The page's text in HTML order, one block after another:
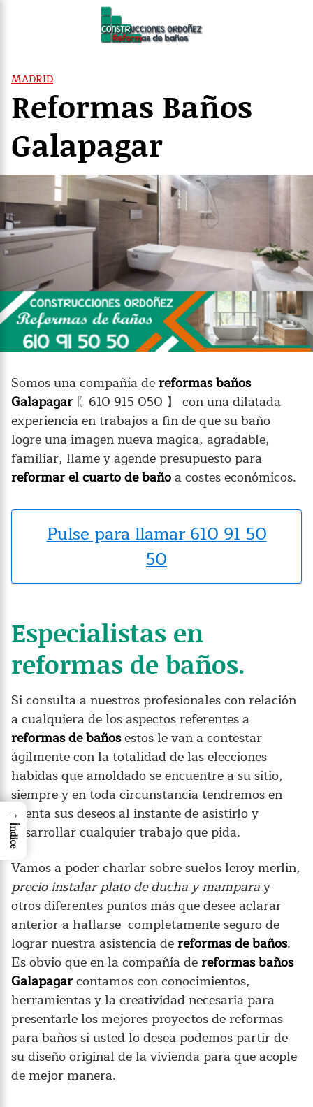
MADRID
Reformas Baños
Galapagar
Somos una compañía dereformas baños
Galapagar〖610 915 050 】 con una dilatada
experiencia en trabajos a fin de que su baño
logre una imagen nueva magica, agradable,
familiar, llame y agende presupuesto para
reformar el cuarto de bañoa costes económicos.
Pulse para llamar 610 91 50
50
Especialistas en
reformas de baños.
Si consulta a nuestros profesionales con relación
a cualquiera de los aspectos referentes a
reformas de bañosestos le van a contestar
ágilmente con la totalidad de las elecciones
habidas que amoldado se encuentre a su sitio,
siempre y en toda circunstancia tendremos en
cuenta sus deseos al instante de asistirlo y
desarrollar cualquier trabajo que pida.
Vamos a poder charlar sobre suelos leroy merlin,
precio instalar plato de ducha y mamparay
otros diferentes puntos más que desee aclarar
anterior a hallarse completamente seguro de
lograr nuestra asistencia dereformas de baños.
Es obvio que en la compañía dereformas baños
Galapagarcontamos con conocimientos,
herramientas y la creatividad necesaria para
presentarle los mejores proyectos de reformas
para baños si usted lo desea podemos partir de
su diseño original de la vivienda para que acople
de mejor manera.
→
Índice